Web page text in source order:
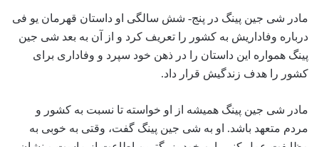
در آستانه سال نوی میلادی ۲۰۲۳ در تصاویر پخش زنده سخنرانی
سال نوی شی جین پینگ به عنوان رئیس جمهور، روی میز دفترش
«پنگ لی یوان» دستان مادرشان «چی شین» را گرفته و به راه
رفتن او کمک می‌کنند.